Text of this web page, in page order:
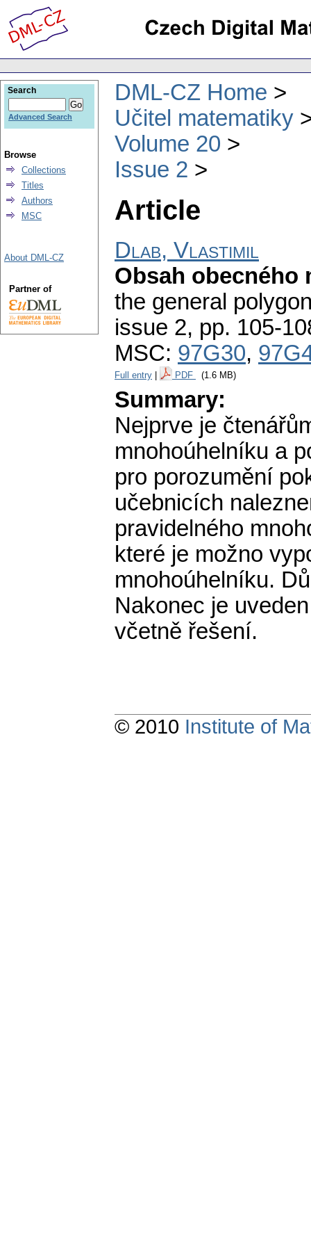
DML-CZ Home
Učitel matematiky
Volume 20
Issue 2
Article
Dlab, Vlastimil
Obsah obecného
the general
issue 2, pp. 105-
MSC: 97G30,
Full entry PDF (1.6 MB)
Summary:
Nejprve je
mnohoúhelníku a
pro porozumění
učebnicích
pravidelného
které je možno
mnohoúhelníku.
Nakonec je
včetně řešení.
Search
Advanced Search
Browse
Collections
Titles
Authors
MSC
About DML-CZ
Partner of
© 2010 Institute of